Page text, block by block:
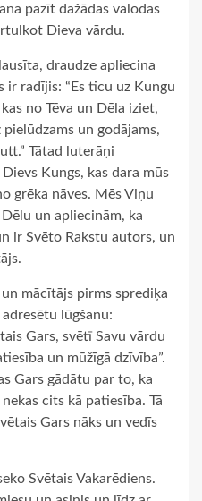
pazīt dažādas valodas
Dieva vārdu.
draudze apliecina
ir radījis: “Es ticu uz Kungu
no Tēva un Dēla iziet,
un godājams,
Tātad luterāņi
Kungs, kas dara mūs
grēka nāves. Mēs Viņu
un apliecinām, ka
ir Svēto Rakstu autors, un
mācītājs pirms sprediķa
lūgšanu:
Gars, svētī Savu vārdu
un mūžīgā dzīvība”.
Gars gādātu par to, ka
cits kā patiesība. Tā
Gars nāks un vedīs
Svētais Vakarēdiens.